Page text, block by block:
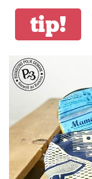
tip!